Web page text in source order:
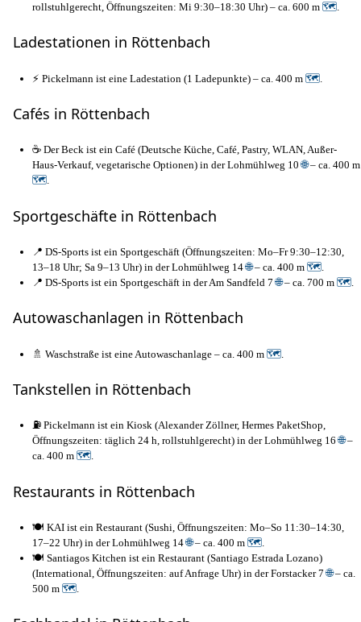
rollstuhlgerecht, Öffnungszeiten: Mi 9:30–18:30 Uhr) – ca. 600 m 🗺.
Ladestationen in Röttenbach
⚡ Pickelmann ist eine Ladestation (1 Ladepunkte) – ca. 400 m 🗺
Cafés in Röttenbach
☕ Der Beck ist ein Café (Deutsche Küche, Café, Pastry, WLAN, Außer-
Haus-Verkauf, vegetarische Optionen) in der Lohmühlweg 10🌐– ca. 400 m
🗺.
Sportgeschäfte in Röttenbach
📍 DS-Sports ist ein Sportgeschäft (Öffnungszeiten: Mo–Fr 9:30–12:30,
13–18 Uhr; Sa 9–13 Uhr) in der Lohmühlweg 14🌐– ca. 400 m 🗺.
📍 DS-Sports ist ein Sportgeschäft in der Am Sandfeld 7🌐– ca. 700 m 🗺.
Autowaschanlagen in Röttenbach
🚿 Waschstraße ist eine Autowaschanlage – ca. 400 m 🗺
Tankstellen in Röttenbach
⛽ Pickelmann ist ein Kiosk (Alexander Zöllner, Hermes PaketShop,
Öffnungszeiten: täglich 24 h, rollstuhlgerecht) in der Lohmühlweg 16🌐–
ca. 400 m 🗺.
Restaurants in Röttenbach
🍽️ KAI ist ein Restaurant (Sushi, Öffnungszeiten: Mo–So 11:30–14:30,
17–22 Uhr) in der Lohmühlweg 14🌐– ca. 400 m 🗺
🍽️ Santiagos Kitchen ist ein Restaurant (Santiago Estrada Lozano)
(International, Öffnungszeiten: auf Anfrage Uhr) in der Forstacker 7🌐– ca.
500 m 🗺